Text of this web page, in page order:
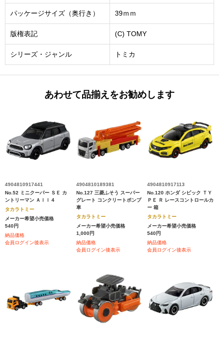
パッケージサイズ（奥行き） 39ｍｍ
版権表記 (C) TOMY
シリーズ・ジャンル トミカ
あわせて品揃えをお勧めします
4904810917441
No.52 ミニクーパー ＳＥ カ
ントリーマン Ａｌｌ４
タカラトミー
メーカー希望小売価格
540円
納品価格
会員ログイン後表示
4904810189381
No.127 三菱ふそう スーパー
グレート コンクリートポンプ
車
タカラトミー
メーカー希望小売価格
1,000円
納品価格
会員ログイン後表示
4904810917113
No.120 ホンダ シビック ＴＹ
ＰＥ Ｒ レースコントロールカ
ー 箱
タカラトミー
メーカー希望小売価格
540円
納品価格
会員ログイン後表示